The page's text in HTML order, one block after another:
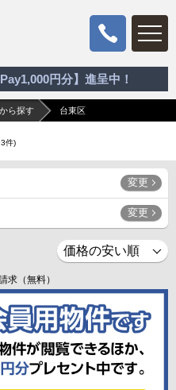
円分】進呈中！
ら探す 台東区
件)
変更
変更
求（無料）